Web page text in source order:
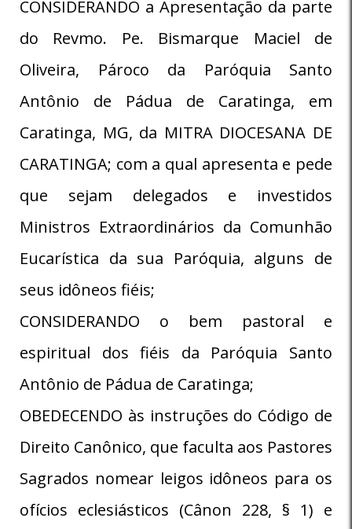
CONSIDERANDO a Apresentação da parte
do Revmo. Pe. Bismarque Maciel de
Oliveira, Pároco da Paróquia Santo
Antônio de Pádua de Caratinga, em
Caratinga, MG, da MITRA DIOCESANA DE
CARATINGA; com a qual apresenta e pede
que sejam delegados e investidos
Ministros Extraordinários da Comunhão
Eucarística da sua Paróquia, alguns de
seus idôneos fiéis;
CONSIDERANDO o bem pastoral e
espiritual dos fiéis da Paróquia Santo
Antônio de Pádua de Caratinga;
OBEDECENDO às instruções do Código de
Direito Canônico, que faculta aos Pastores
Sagrados nomear leigos idôneos para os
ofícios eclesiásticos (Cânon 228, § 1) e